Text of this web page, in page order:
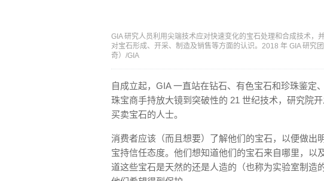
GIA 研究人员利用尖端技术应对快速变化的宝石处理和合成技术，
对宝石形成、开采、制造及销售等方面的认识。2018 年 GIA 研究
奇）/GIA
自成立起，GIA 一直站在钻石、有色宝石和珍珠鉴定
珠宝商手持放大镜到突破性的 21 世纪技术，研究院
买卖宝石的人士。
消费者应该（而且想要）了解他们的宝石，以便做出
宝持信任态度。他们想知道他们的宝石来自哪里，以
道这些宝石是天然的还是人造的（也称为实验室制造